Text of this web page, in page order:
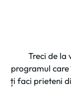
Treci de la
programul care
ți faci prieteni